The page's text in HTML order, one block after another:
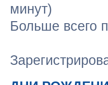
минут)
Больше всего